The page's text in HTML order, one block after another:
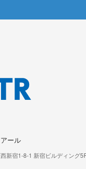
ール
新宿1-8-1 新宿ビルディング